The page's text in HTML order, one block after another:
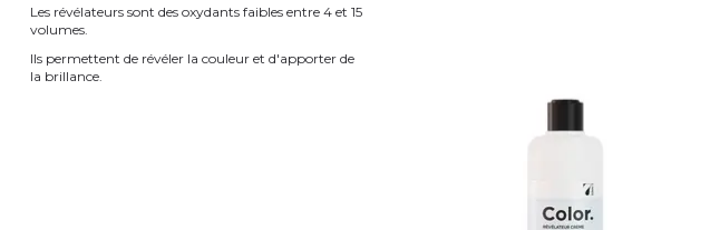
Les révélateurs sont des oxydants faibles entre 4 et 15
volumes.
Ils permettent de révéler la couleur et d'apporter de
la brillance.